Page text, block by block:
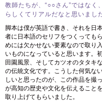
教師たちが、“○○さん”ではなく
らしくてリアルだなと思いまし
脚本は僕が英語で書き、それを日
者に日本語のセリフをつくっても
めには欠かせない要素なので取り
いものになっていると思います。
田園風景、そしてカツオのタタキ
の伝統文化です。こうした何気な
しいと思ったのが、この作品を撮
が高知の歴史や文化を伝えること
取り上げてもらいました。